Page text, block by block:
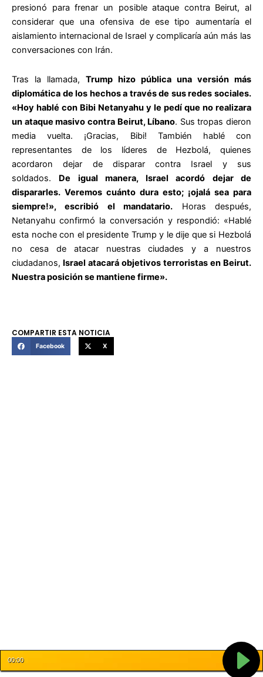
presionó para frenar un posible ataque contra Beirut, al
considerar que una ofensiva de ese tipo aumentaría el
aislamiento internacional de Israel y complicaría aún más las
conversaciones con Irán.
Tras la llamada, Trump hizo pública una versión más
diplomática de los hechos a través de sus redes sociales.
«Hoy hablé con Bibi Netanyahu y le pedí que no realizara
un ataque masivo contra Beirut, Líbano. Sus tropas dieron
media vuelta. ¡Gracias, Bibi! También hablé con
representantes de los líderes de Hezbolá, quienes
acordaron dejar de disparar contra Israel y sus
soldados. De igual manera, Israel acordó dejar de
dispararles. Veremos cuánto dura esto; ¡ojalá sea para
siempre!», escribió el mandatario. Horas después,
Netanyahu confirmó la conversación y respondió: «Hablé
esta noche con el presidente Trump y le dije que si Hezbolá
no cesa de atacar nuestras ciudades y a nuestros
ciudadanos, Israel atacará objetivos terroristas en Beirut.
Nuestra posición se mantiene firme».
COMPARTIR ESTA NOTICIA
Facebook X